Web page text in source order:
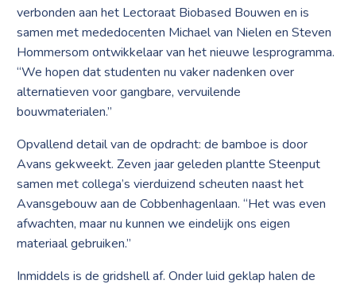
verbonden aan het Lectoraat Biobased Bouwen en is
samen met mededocenten Michael van Nielen en Steven
Hommersom ontwikkelaar van het nieuwe lesprogramma.
“We hopen dat studenten nu vaker nadenken over
alternatieven voor gangbare, vervuilende
bouwmaterialen.”
Opvallend detail van de opdracht: de bamboe is door
Avans gekweekt. Zeven jaar geleden plantte Steenput
samen met collega’s vierduizend scheuten naast het
Avansgebouw aan de Cobbenhagenlaan. “Het was even
afwachten, maar nu kunnen we eindelijk ons eigen
materiaal gebruiken.”
Inmiddels is de gridshell af. Onder luid geklap halen de